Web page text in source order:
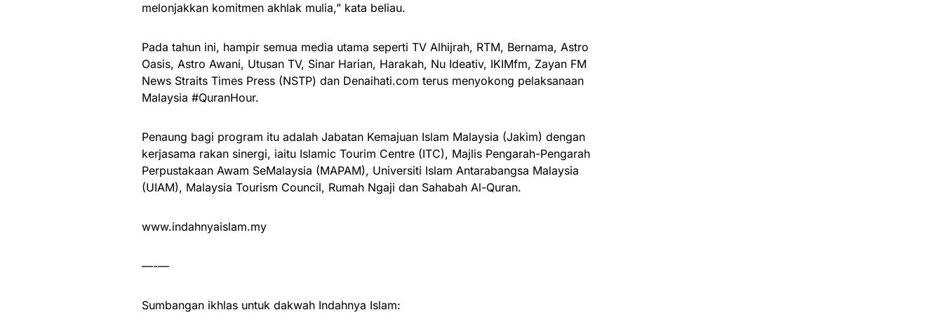
melonjakkan komitmen akhlak mulia,” kata beliau.
Pada tahun ini, hampir semua media utama seperti TV Alhijrah, RTM, Bernama, Astro
Oasis, Astro Awani, Utusan TV, Sinar Harian, Harakah, Nu Ideativ, IKIMfm, Zayan FM
News Straits Times Press (NSTP) dan Denaihati.com terus menyokong pelaksanaan
Malaysia #QuranHour.
Penaung bagi program itu adalah Jabatan Kemajuan Islam Malaysia (Jakim) dengan
kerjasama rakan sinergi, iaitu Islamic Tourim Centre (ITC), Majlis Pengarah-Pengarah
Perpustakaan Awam SeMalaysia (MAPAM), Universiti Islam Antarabangsa Malaysia
(UIAM), Malaysia Tourism Council, Rumah Ngaji dan Sahabah Al-Quran.
www.indahnyaislam.my
—-—
Sumbangan ikhlas untuk dakwah Indahnya Islam: